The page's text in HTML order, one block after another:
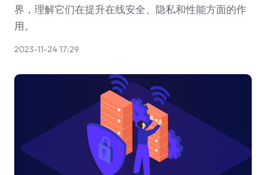
界，理解它们在提升在线安全、隐私和性能方面的作
用。
2023-11-24 17:29